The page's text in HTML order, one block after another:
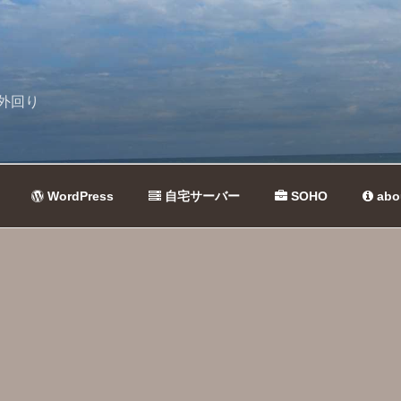
回り
WordPress 自宅サーバー SOHO